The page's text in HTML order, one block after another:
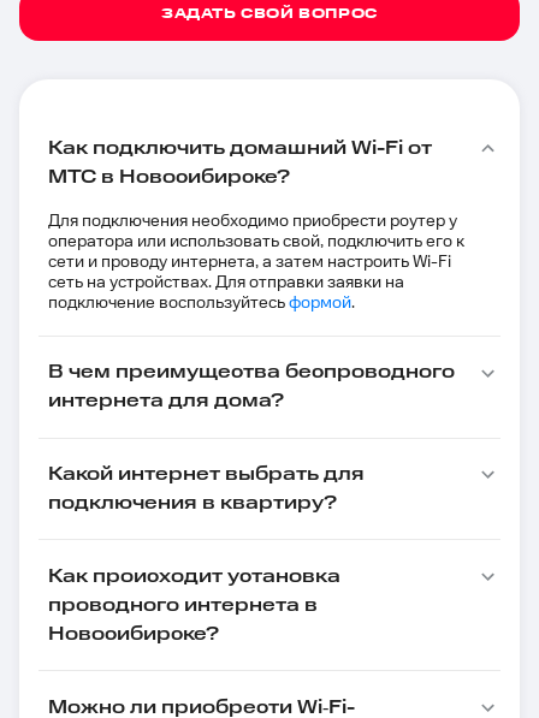
ЗАДАТЬ СВОЙ ВОПРОС
Как подключить домашний Wi-Fi от
МТС в Новосибирске?
Для подключения необходимо приобрести роутер у
оператора или использовать свой, подключить его к
сети и проводу интернета, а затем настроить Wi-Fi
сеть на устройствах. Для отправки заявки на
подключение воспользуйтесьформой.
В чем преимущества беспроводного
интернета для дома?
Какой интернет выбрать для
подключения в квартиру?
Как происходит установка
проводного интернета в
Новосибирске?
Можно ли приобрести Wi‑Fi-